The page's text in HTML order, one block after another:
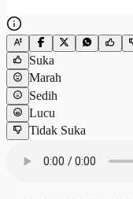
Suka
Marah
Sedih
Lucu
Tidak Suka